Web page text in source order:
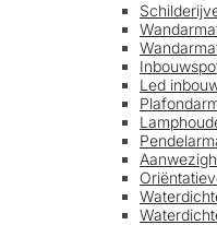
Led